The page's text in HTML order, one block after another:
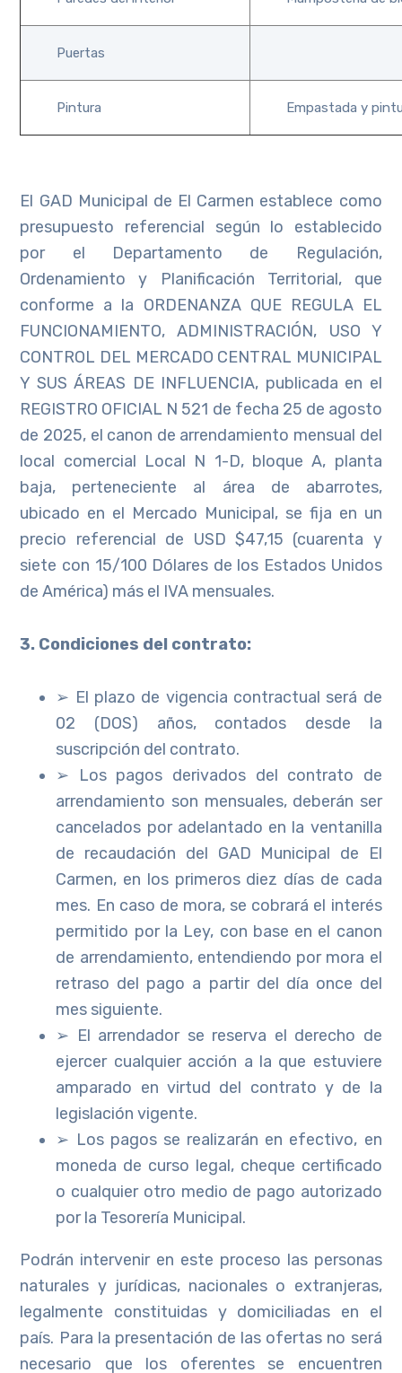
Puertas
Pintura Empastada y
El GAD Municipal de El Carmen establece como
presupuesto referencial según lo establecido
por el Departamento de Regulación,
Ordenamiento y Planificación Territorial, que
conforme a la ORDENANZA QUE REGULA EL
FUNCIONAMIENTO, ADMINISTRACIÓN, USO Y
CONTROL DEL MERCADO CENTRAL MUNICIPAL
Y SUS ÁREAS DE INFLUENCIA, publicada en el
REGISTRO OFICIAL N 521 de fecha 25 de agosto
de 2025, el canon de arrendamiento mensual del
local comercial Local N 1-D, bloque A, planta
baja, perteneciente al área de abarrotes,
ubicado en el Mercado Municipal, se fija en un
precio referencial de USD $47,15 (cuarenta y
siete con 15/100 Dólares de los Estados Unidos
de América) más el IVA mensuales.
3. Condiciones del contrato:
➢ El plazo de vigencia contractual será de
02 (DOS) años, contados desde la
suscripción del contrato.
➢ Los pagos derivados del contrato de
arrendamiento son mensuales, deberán ser
cancelados por adelantado en la ventanilla
de recaudación del GAD Municipal de El
Carmen, en los primeros diez días de cada
mes. En caso de mora, se cobrará el interés
permitido por la Ley, con base en el canon
de arrendamiento, entendiendo por mora el
retraso del pago a partir del día once del
mes siguiente.
➢ El arrendador se reserva el derecho de
ejercer cualquier acción a la que estuviere
amparado en virtud del contrato y de la
legislación vigente.
➢ Los pagos se realizarán en efectivo, en
moneda de curso legal, cheque certificado
o cualquier otro medio de pago autorizado
por la Tesorería Municipal.
Podrán intervenir en este proceso las personas
naturales y jurídicas, nacionales o extranjeras,
legalmente constituidas y domiciliadas en el
país. Para la presentación de las ofertas no será
necesario que los oferentes se encuentren